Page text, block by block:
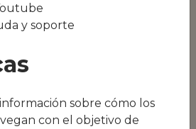
la y soporte
sobre cómo los
con el objetivo de